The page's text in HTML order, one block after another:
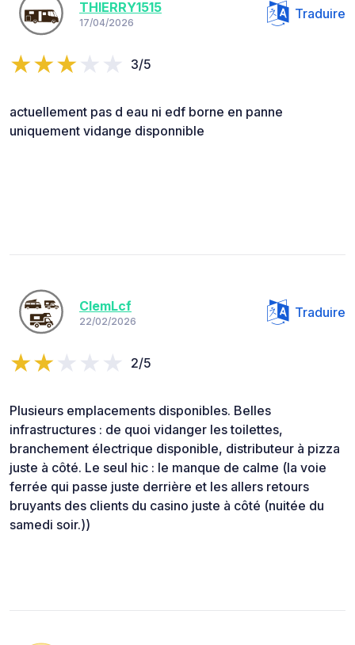
THIERRY1515
17/04/2026
Traduire
3/5
actuellement pas d eau ni edf borne en panne
uniquement vidange disponnible
ClemLcf
22/02/2026
Traduire
2/5
Plusieurs emplacements disponibles. Belles
infrastructures : de quoi vidanger les toilettes,
branchement électrique disponible, distributeur à pizza
juste à côté. Le seul hic : le manque de calme (la voie
ferrée qui passe juste derrière et les allers retours
bruyants des clients du casino juste à côté (nuitée du
samedi soir.))